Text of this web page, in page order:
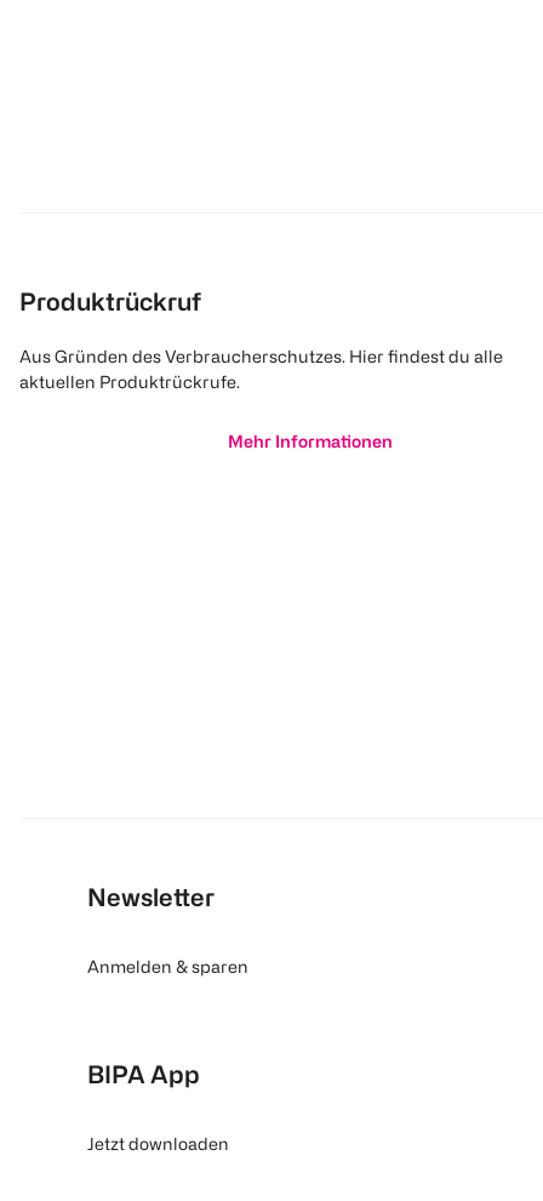
Produktrückruf
Aus Gründen des Verbraucherschutzes. Hier findest du alle
aktuellen Produktrückrufe.
Mehr Informationen
Newsletter
Anmelden & sparen
BIPA App
Jetzt downloaden